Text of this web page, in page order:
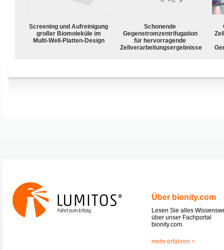
Screening und Aufreinigung
großer Biomoleküle im
Multi-Well-Platten-Design
Schonende
Gegenstromzentrifugation
für hervorragende
Zellverarbeitungsergebnisse
Über bionity.com
Lesen Sie alles
über unser Fachportal
bionity.com.
mehr erfahren >